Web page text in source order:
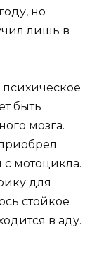
но
лишь в
быть
мозга.
мотоцикла.
для
стойкое
в аду.